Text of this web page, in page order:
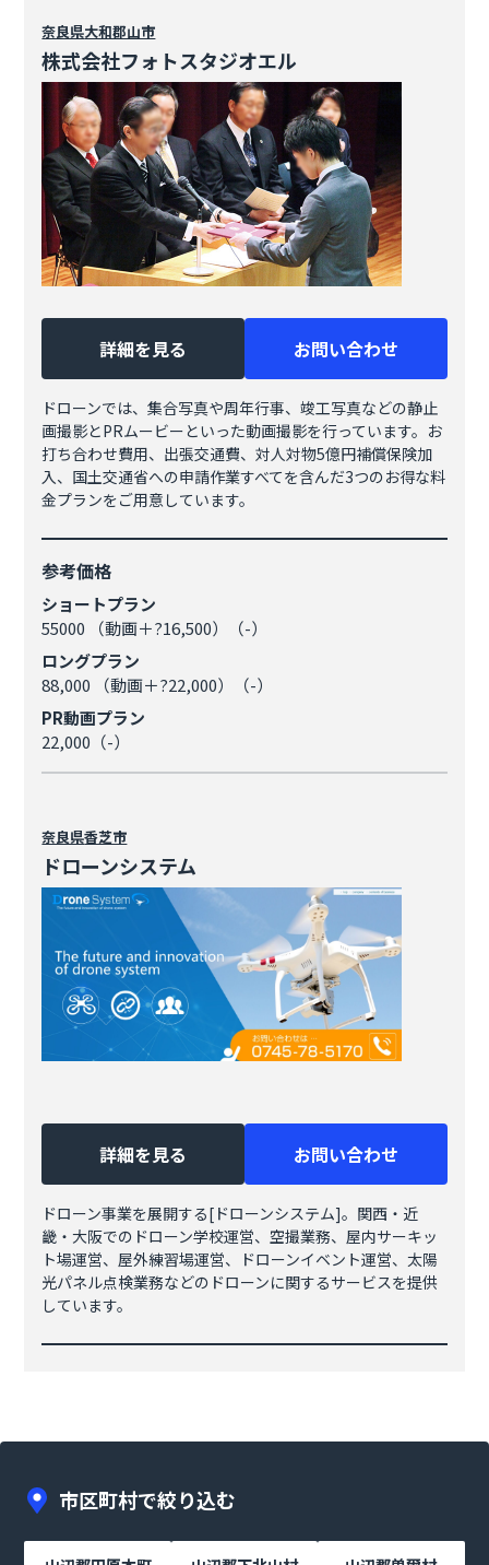
奈良県大和郡山市
株式会社フォトスタジオエル
詳細を見る お問い合わせ
ドローンでは、集合写真や周年行事、竣工写真などの静止
画撮影とPRムービーといった動画撮影を行っています。お
打ち合わせ費用、出張交通費、対人対物5億円補償保険加
入、国土交通省への申請作業すべてを含んだ3つのお得な料
金プランをご用意しています。
参考価格
ショートプラン
55000 （動画＋?16,500）（-）
ロングプラン
88,000 （動画＋?22,000）（-）
PR動画プラン
22,000（-）
奈良県香芝市
ドローンシステム
詳細を見る お問い合わせ
ドローン事業を展開する[ドローンシステム]。関西・近
畿・大阪でのドローン学校運営、空撮業務、屋内サーキッ
ト場運営、屋外練習場運営、ドローンイベント運営、太陽
光パネル点検業務などのドローンに関するサービスを提供
しています。
市区町村で絞り込む